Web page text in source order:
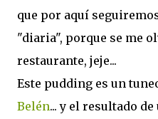
que por aquí
"diaria", porque se me
restaurante, jeje...
Este pudding es un
Belén... y el resultado